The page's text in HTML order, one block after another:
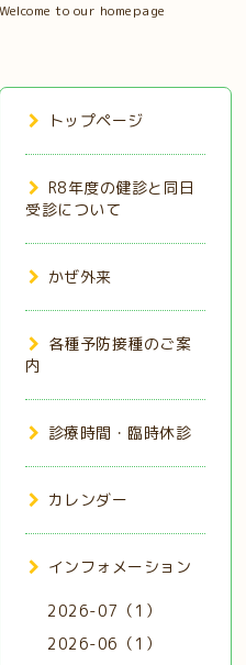
Welcome to our homepage
トップページ
R8年度の健診と同日
受診について
かぜ外来
各種予防接種のご案
内
診療時間・臨時休診
カレンダー
インフォメーション
2026-07（1）
2026-06（1）